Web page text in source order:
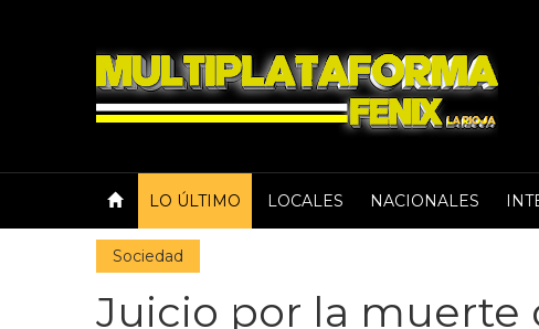
LO ÚLTIMO LOCALES NACIONALES
Sociedad
Juicio por la muerte